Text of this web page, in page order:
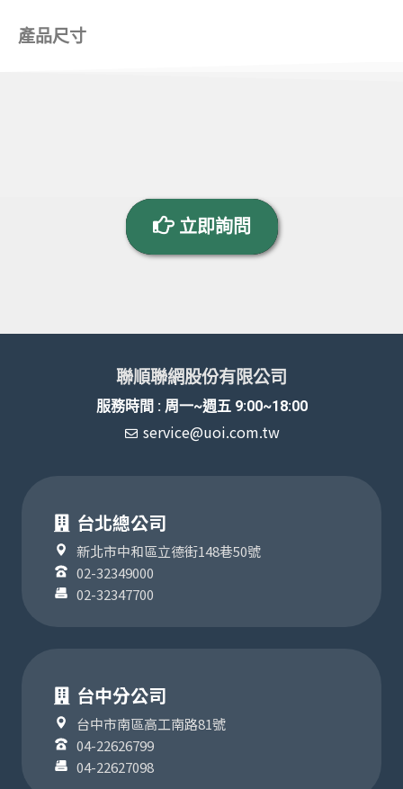
產品尺寸
立即詢問
聯順聯網股份有限公司
服務時間 : 周一~週五 9:00~18:00
service@uoi.com.tw
台北總公司
新北市中和區立德街148巷50號
02-32349000
02-32347700
台中分公司
台中市南區高工南路81號
04-22626799
04-22627098